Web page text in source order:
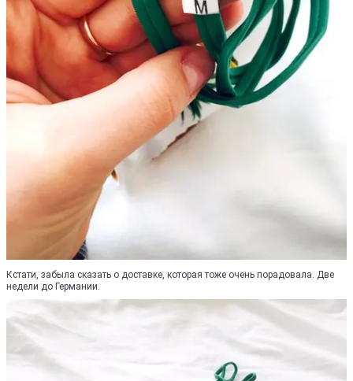
Кстати, забыла сказать о доставке, которая тоже очень порадовала. Две
недели до Германии.